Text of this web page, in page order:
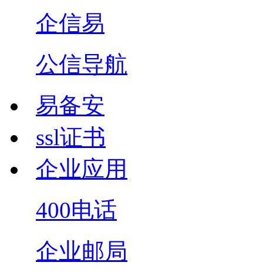
企信易
公信导航
易备安
ssl证书
企业应用
400电话
企业邮局